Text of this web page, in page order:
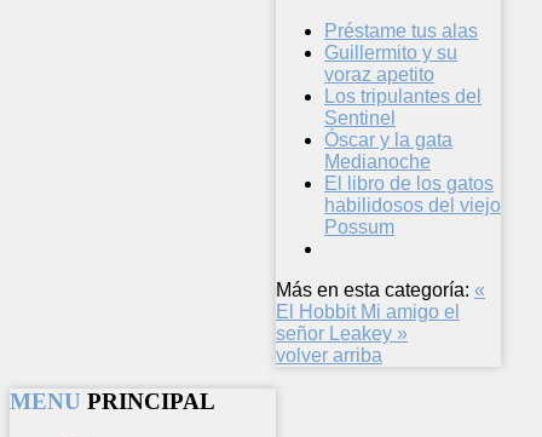
Préstame tus alas
Guillermito y su
voraz apetito
Los tripulantes del
Sentinel
Óscar y la gata
Medianoche
El libro de los gatos
habilidosos del viejo
Possum
Más en esta categoría: «
El Hobbit Mi amigo el
señor Leakey »
volver arriba
MENU PRINCIPAL